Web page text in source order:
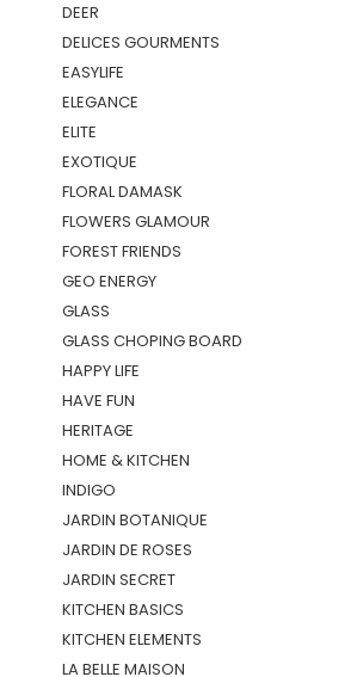
DEER
DELICES GOURMENTS
EASYLIFE
ELEGANCE
ELITE
EXOTIQUE
FLORAL DAMASK
FLOWERS GLAMOUR
FOREST FRIENDS
GEO ENERGY
GLASS
GLASS CHOPING BOARD
HAPPY LIFE
HAVE FUN
HERITAGE
HOME & KITCHEN
INDIGO
JARDIN BOTANIQUE
JARDIN DE ROSES
JARDIN SECRET
KITCHEN BASICS
KITCHEN ELEMENTS
LA BELLE MAISON